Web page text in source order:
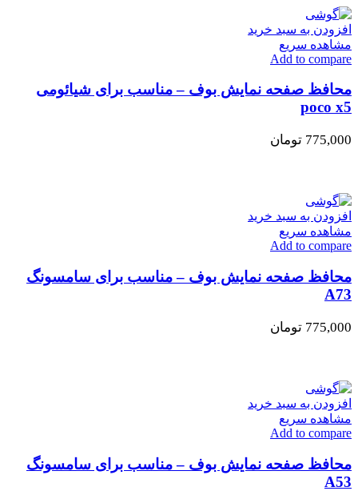
افزودن به سبد خرید
مشاهده سریع
Add to compare
محافظ صفحه نمایش بوف – مناسب برای شیائومی
poco x5
775,000 تومان
افزودن به سبد خرید
مشاهده سریع
Add to compare
محافظ صفحه نمایش بوف – مناسب برای سامسونگ
A73
775,000 تومان
افزودن به سبد خرید
مشاهده سریع
Add to compare
محافظ صفحه نمایش بوف – مناسب برای سامسونگ
A53